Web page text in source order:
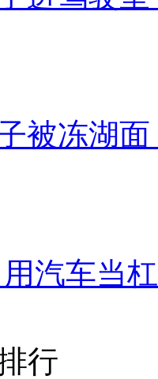
被冻湖
汽车当
行